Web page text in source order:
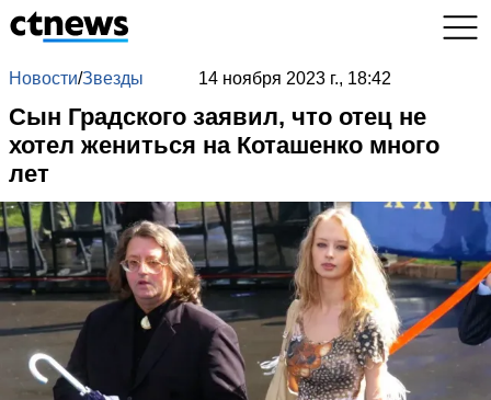
Новости/Звезды 14 ноября 2023 г., 18:42
Сын Градского заявил, что отец не
хотел жениться на Коташенко много
лет